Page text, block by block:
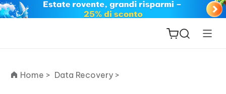
Home > Data Recovery >